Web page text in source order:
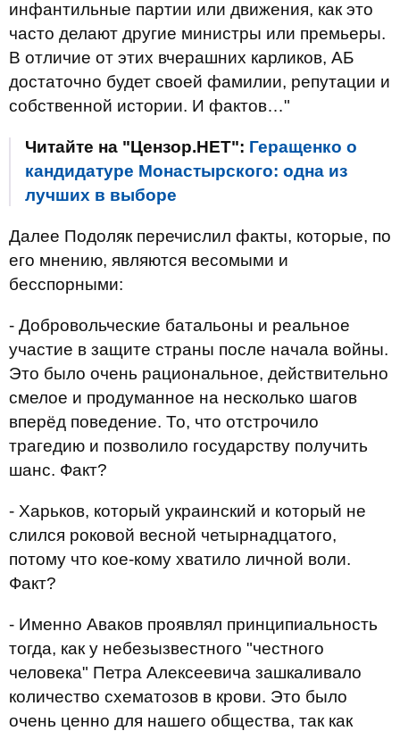
инфантильные партии или движения, как это
часто делают другие министры или премьеры.
В отличие от этих вчерашних карликов, АБ
достаточно будет своей фамилии, репутации и
собственной истории. И фактов…"
Читайте на "Цензор.НЕТ": Геращенко о
кандидатуре Монастырского: одна из
лучших в выборе
Далее Подоляк перечислил факты, которые, по
его мнению, являются весомыми и
бесспорными:
- Добровольческие батальоны и реальное
участие в защите страны после начала войны.
Это было очень рациональное, действительно
смелое и продуманное на несколько шагов
вперёд поведение. То, что отстрочило
трагедию и позволило государству получить
шанс. Факт?
- Харьков, который украинский и который не
слился роковой весной четырнадцатого,
потому что кое-кому хватило личной воли.
Факт?
- Именно Аваков проявлял принципиальность
тогда, как у небезызвестного "честного
человека" Петра Алексеевича зашкаливало
количество схематозов в крови. Это было
очень ценно для нашего общества, так как